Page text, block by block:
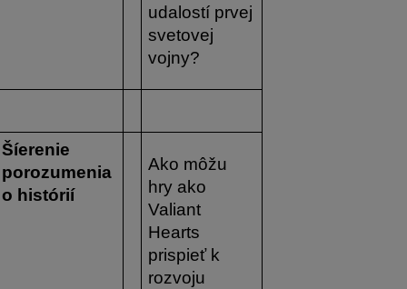
udalostí prvej
svetovej
vojny?
Šíerenie
porozumenia
o histórií
Ako môžu
hry ako
Valiant
Hearts
prispieť k
rozvoju